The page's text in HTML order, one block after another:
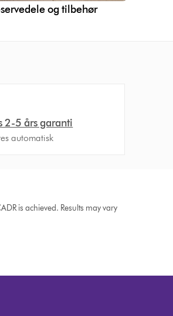
og tilbehør
2-5 års garanti
automatisk
is achieved. Results may vary